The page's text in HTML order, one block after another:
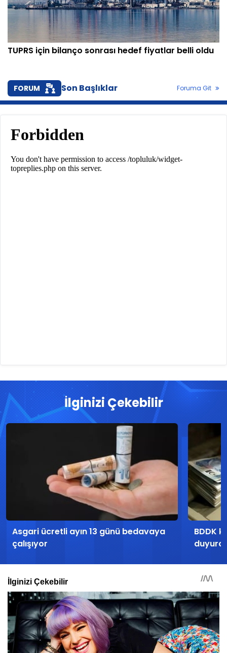
TUPRS için bilanço sonrası hedef fiyatlar belli oldu
FORUM Son Başlıklar Foruma Git
İlginizi Çekebilir
Asgari ücretli ayın 13 günü bedavaya
çalışıyor
BDDK